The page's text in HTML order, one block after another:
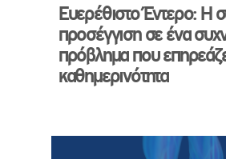
Ευερέθιστο Έντερο: Η
προσέγγιση σε ένα
πρόβλημα που
καθημερινότητα